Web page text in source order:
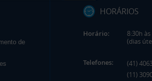
de
HORÁRIOS
Horário:
8:30h
(dias
Telefones:
(41)
(11)